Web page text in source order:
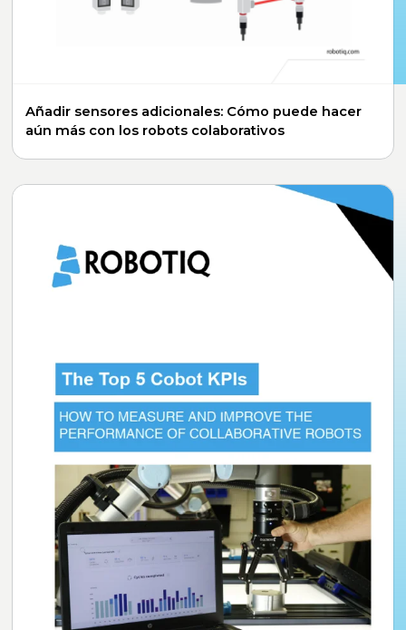
Añadir sensores adicionales: Cómo puede hacer
aún más con los robots colaborativos